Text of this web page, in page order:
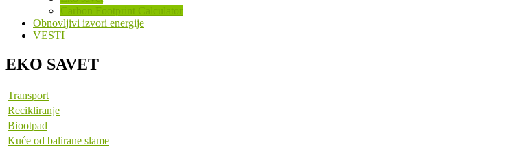
Carbon Footprint Calculator
Obnovljivi izvori energije
VESTI
EKO SAVET
Transport
Recikliranje
Biootpad
Kuće od balirane slame